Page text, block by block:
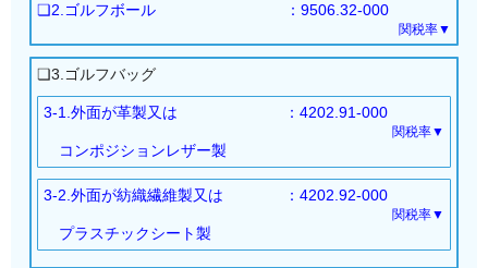
※クラブの種類は多数ありますが、HSコードに変更は
ありません。ただし完成品に限ります。
❏2.ゴルフボール ：9506.32-000
関税率▼
基本：FREE
❏3.ゴルフバッグ
3-1.外面が革製又は ：4202.91-000
関税率▼
コンポジションレザー製
基本：12.5％
WTO協定：10％
特別特恵LDC
：FREE
経済連携協定（EPA）：
3-2.外面が紡織繊維製又は ：4202.92-000
関税率▼
プラスチックシート製
基本：10％